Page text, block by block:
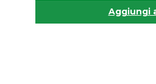
Aggiungi